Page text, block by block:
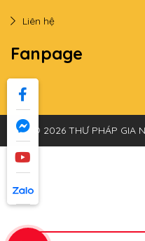
Liên hệ
Fanpage
© 2026 THƯ PHÁP GIA